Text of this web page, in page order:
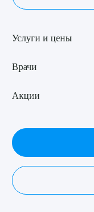
Услуги и цены
Врачи
Акции